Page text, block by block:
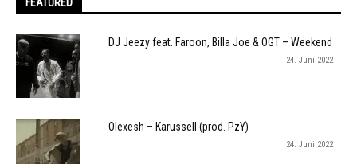
DJ Jeezy feat. Faroon, Billa Joe & OGT – Weekend
24. Juni 2022
Olexesh – Karussell (prod. PzY)
24. Juni 2022